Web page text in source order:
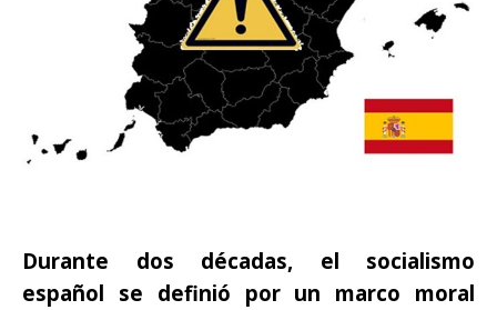
Durante dos décadas, el socialismo
español se definió por un marco moral